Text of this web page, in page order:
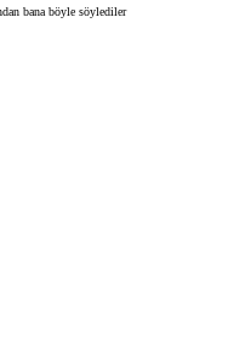
bana böyle söylediler